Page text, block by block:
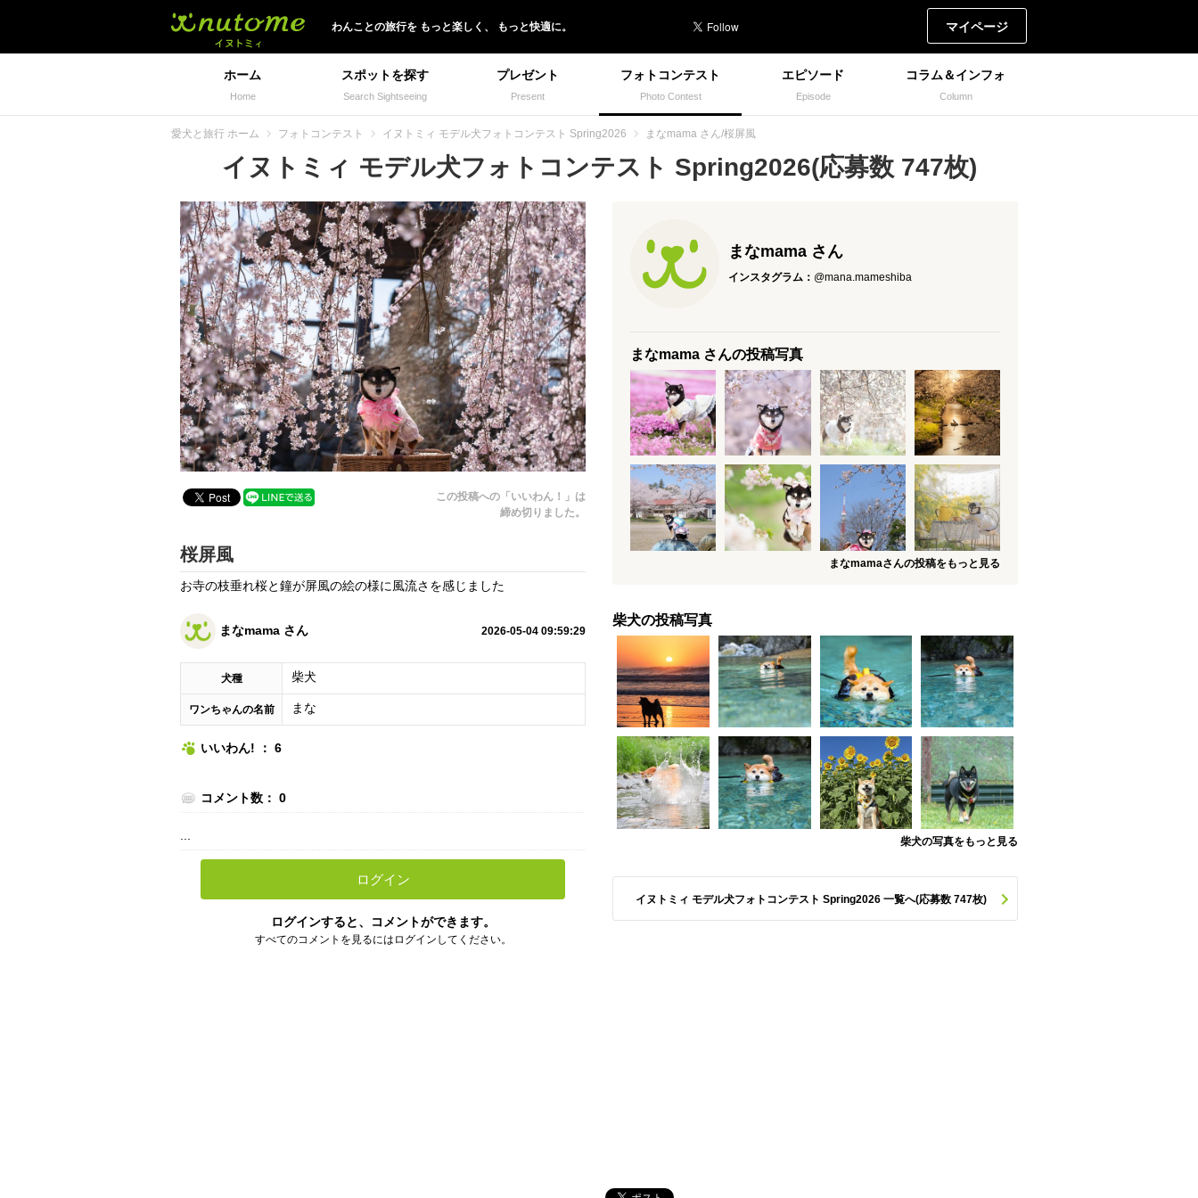
わんことの旅行を もっと楽しく、 もっと快適に。 マイページ
ホーム
Home
スポットを探す
Search Sightseeing
プレゼント
Present
フォトコンテスト
Photo Contest
エピソード
Episode
コラム＆インフォ
Column
愛犬と旅行 ホーム フォトコンテスト イヌトミィ モデル犬フォトコンテスト Spring2026 まなmama さん/桜屏風
イヌトミィ モデル犬フォトコンテスト Spring2026(応募数 747枚)
この投稿への「いいわん！」は
締め切りました。
桜屏風
お寺の枝垂れ桜と鐘が屏風の絵の様に風流さを感じました
まなmama さん 2026-05-04 09:59:29
犬種 柴犬
ワンちゃんの名前 まな
いいわん! ： 6
コメント数： 0
...
ログイン
ログインすると、コメントができます。
すべてのコメントを見るにはログインしてください。
まなmama さん
インスタグラム： @mana.mameshiba
まなmama さんの投稿写真
まなmamaさんの投稿をもっと見る
柴犬の投稿写真
柴犬の写真をもっと見る
イヌトミィ モデル犬フォトコンテスト Spring2026 一覧へ(応募数 747枚)